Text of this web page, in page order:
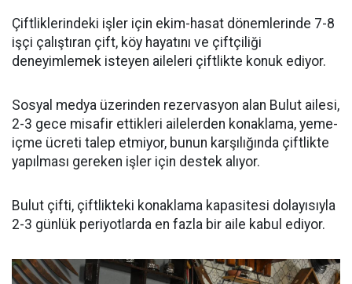
Çiftliklerindeki işler için ekim-hasat dönemlerinde 7-8
işçi çalıştıran çift, köy hayatını ve çiftçiliği
deneyimlemek isteyen aileleri çiftlikte konuk ediyor.
Sosyal medya üzerinden rezervasyon alan Bulut ailesi,
2-3 gece misafir ettikleri ailelerden konaklama, yeme-
içme ücreti talep etmiyor, bunun karşılığında çiftlikte
yapılması gereken işler için destek alıyor.
Bulut çifti, çiftlikteki konaklama kapasitesi dolayısıyla
2-3 günlük periyotlarda en fazla bir aile kabul ediyor.